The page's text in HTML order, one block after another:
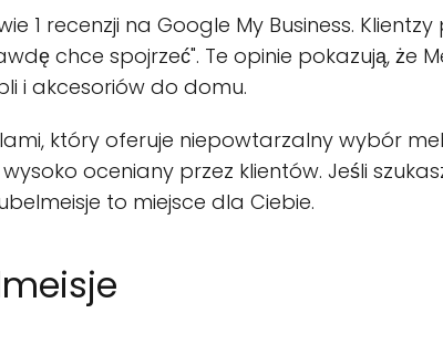
1 recenzji na Google My Business.
chce spojrzeć". Te opinie pokazują, że
i akcesoriów do domu.
który oferuje niepowtarzalny wybór
oceniany przez klientów. Jeśli
to miejsce dla Ciebie.